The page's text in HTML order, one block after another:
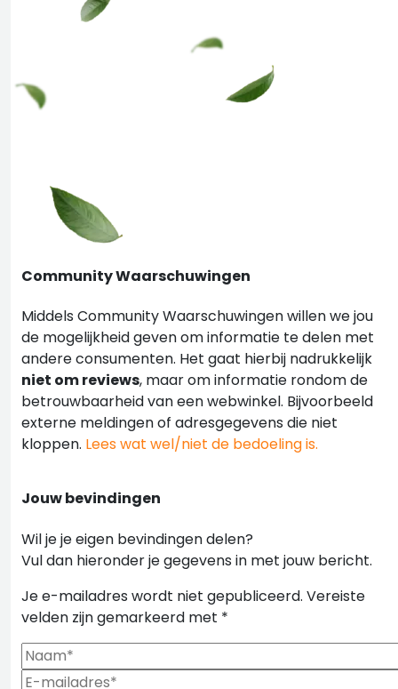
Community Waarschuwingen
Middels Community Waarschuwingen willen we jou
de mogelijkheid geven om informatie te delen met
andere consumenten. Het gaat hierbij nadrukkelijk
niet om reviews, maar om informatie rondom de
betrouwbaarheid van een webwinkel. Bijvoorbeeld
externe meldingen of adresgegevens die niet
kloppen. Lees wat wel/niet de bedoeling is.
Jouw bevindingen
Wil je je eigen bevindingen delen?
Vul dan hieronder je gegevens in met jouw bericht.
Je e-mailadres wordt niet gepubliceerd. Vereiste
velden zijn gemarkeerd met *